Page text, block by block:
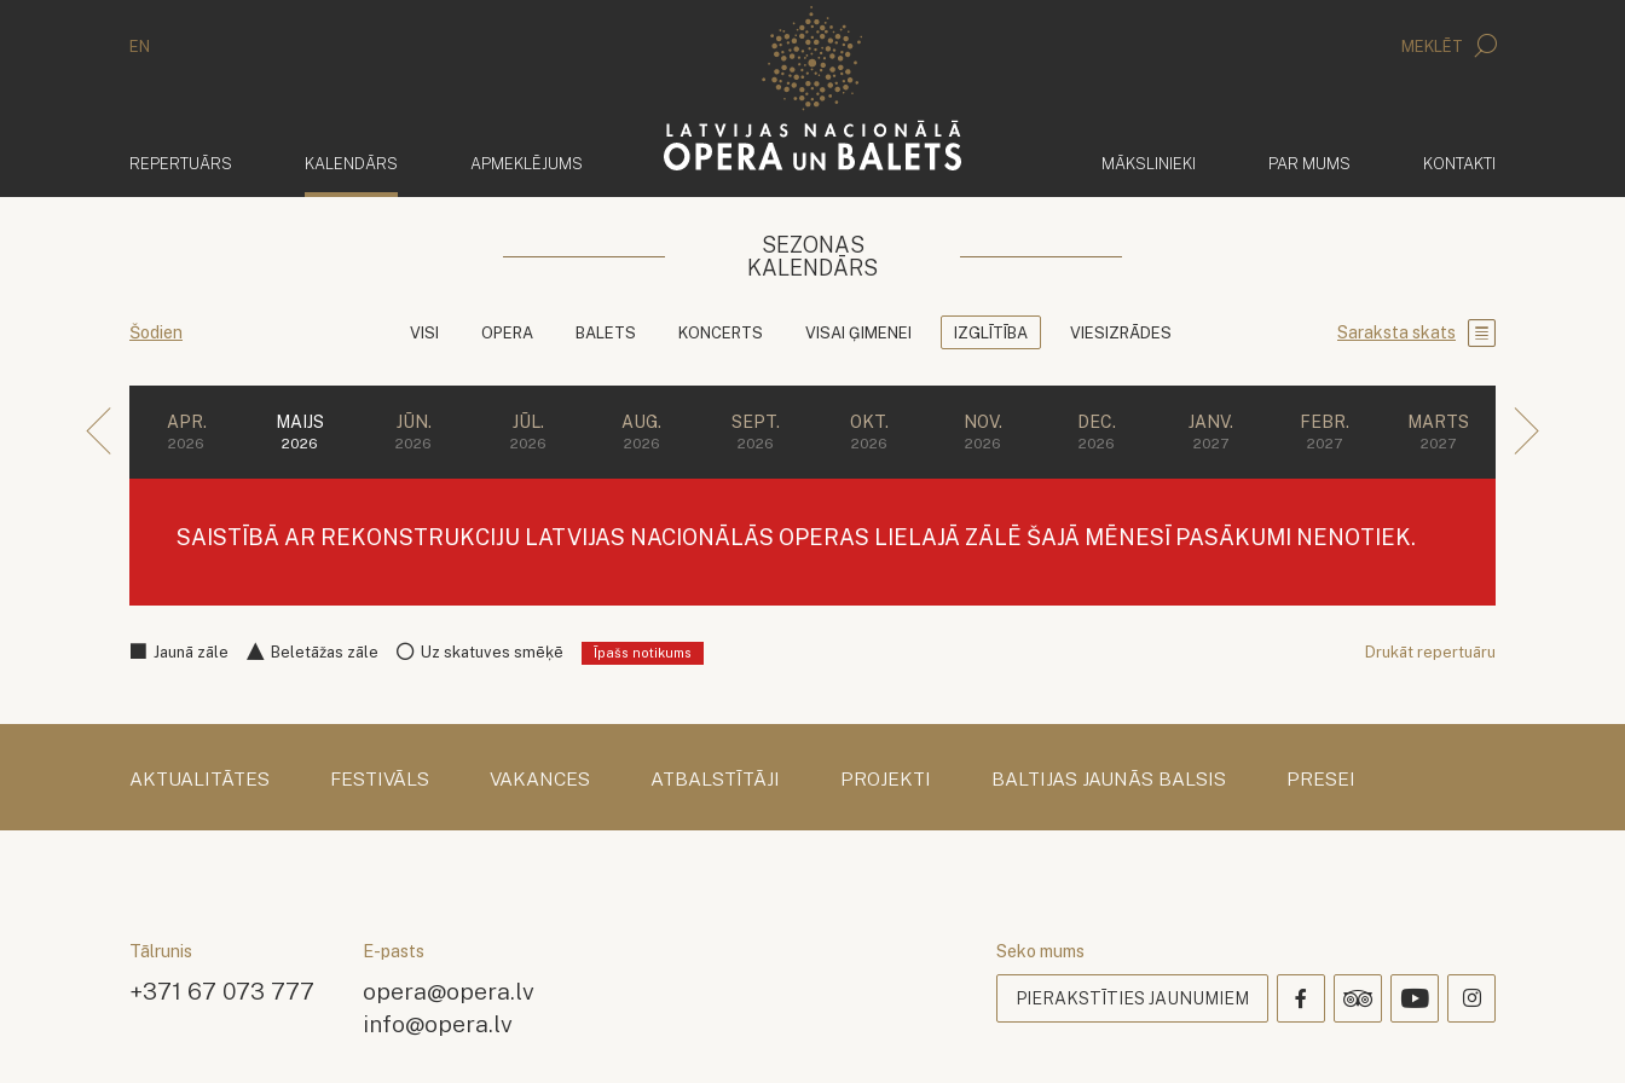
EN MEKLĒT
REPERTUĀRS KALENDĀRS APMEKLĒJUMS MĀKSLINIEKI PAR MUMS KONTAKTI
SEZONAS
KALENDĀRS
Šodien VISI OPERA BALETS KONCERTS VISAI ĢIMENEI IZGLĪTĪBA VIESIZRĀDES Saraksta skats
APR.
2026
MAIJS
2026
JŪN.
2026
JŪL.
2026
AUG.
2026
SEPT.
2026
OKT.
2026
NOV.
2026
DEC.
2026
JANV.
2027
FEBR.
2027
MARTS
2027
SAISTĪBĀ AR REKONSTRUKCIJU LATVIJAS NACIONĀLĀS OPERAS LIELAJĀ ZĀLĒ ŠAJĀ MĒNESĪ PASĀKUMI NENOTIEK.
Jaunā zāle Beletāžas zāle Uz skatuves smēķē Īpašs notikums Drukāt repertuāru
AKTUALITĀTES FESTIVĀLS VAKANCES ATBALSTĪTĀJI PROJEKTI BALTIJAS JAUNĀS BALSIS PRESEI
Tālrunis
+371 67 073 777
E-pasts
opera@opera.lv
info@opera.lv
Seko mums
PIERAKSTĪTIES JAUNUMIEM